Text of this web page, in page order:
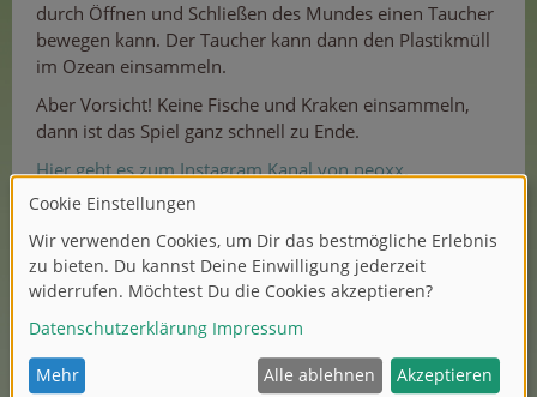
durch Öffnen und Schließen des Mundes einen Taucher
bewegen kann. Der Taucher kann dann den Plastikmüll
im Ozean einsammeln.
Aber Vorsicht! Keine Fische und Kraken einsammeln,
dann ist das Spiel ganz schnell zu Ende.
Hier geht es zum Instagram Kanal von neoxx.